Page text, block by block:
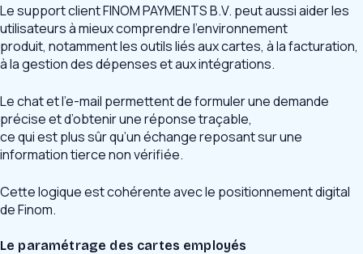
Le support client FINOM PAYMENTS B.V. peut aussi aider les
utilisateurs à mieux comprendre l’environnement
produit, notamment les outils liés aux cartes, à la facturation,
à la gestion des dépenses et aux intégrations.
Le chat et l’e-mail permettent de formuler une demande
précise et d’obtenir une réponse traçable,
ce qui est plus sûr qu’un échange reposant sur une
information tierce non vérifiée.
Cette logique est cohérente avec le positionnement digital
de Finom.
Le paramétrage des cartes employés